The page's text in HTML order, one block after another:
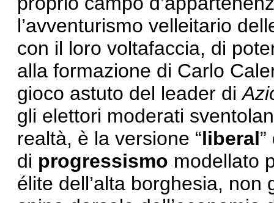
l’avventurismo velleitario
con il loro voltafaccia, di
alla formazione di Carlo
gioco astuto del leader di
gli elettori moderati
realtà, è la versione “liberal
di progressismo modellato
élite dell’alta borghesia,